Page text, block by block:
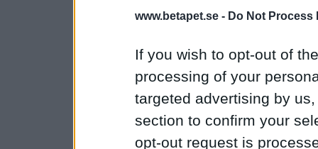
www.betapet.se - Do Not Process
If you wish to opt-out of
processing of your
targeted advertising by
section to confirm your
opt-out request is